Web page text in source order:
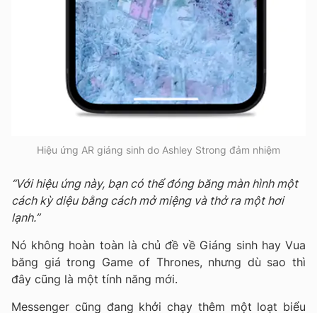
Hiệu ứng AR giáng sinh do Ashley Strong đảm nhiệm
“Với hiệu ứng này, bạn có thể đóng băng màn hình một
cách kỳ diệu bằng cách mở miệng và thở ra một hơi
lạnh.”
Nó không hoàn toàn là chủ đề về Giáng sinh hay Vua
băng giá trong Game of Thrones, nhưng dù sao thì
đây cũng là một tính năng mới.
Messenger cũng đang khởi chạy thêm một loạt biểu